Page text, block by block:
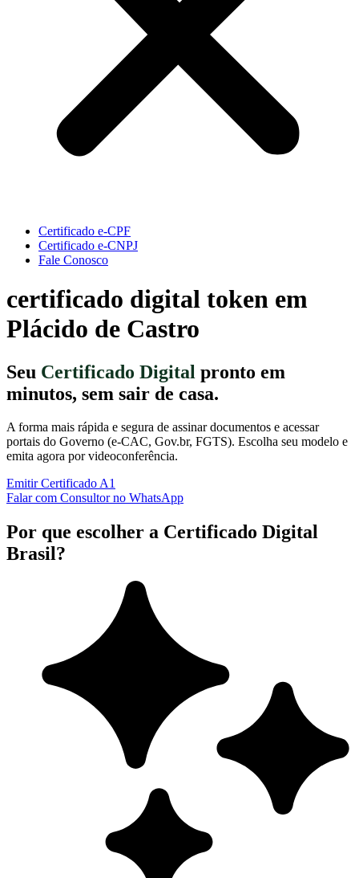
Certificado e-CPF
Certificado e-CNPJ
Fale Conosco
certificado digital token em
Plácido de Castro
Seu Certificado Digital pronto em
minutos, sem sair de casa.
A forma mais rápida e segura de assinar documentos e acessar
portais do Governo (e-CAC, Gov.br, FGTS). Escolha seu modelo e
emita agora por videoconferência.
Emitir Certificado A1
Falar com Consultor no WhatsApp
Por que escolher a Certificado Digital
Brasil?